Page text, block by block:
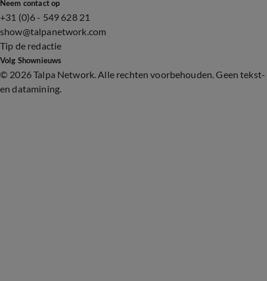
Neem contact op
+31 (0)6 - 549 628 21
show@talpanetwork.com
Tip de redactie
Volg Shownieuws
© 2026 Talpa Network. Alle rechten voorbehouden. Geen tekst-
en datamining.